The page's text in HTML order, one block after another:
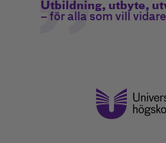
Utbildning, utbyte,
– för alla som vill vidare